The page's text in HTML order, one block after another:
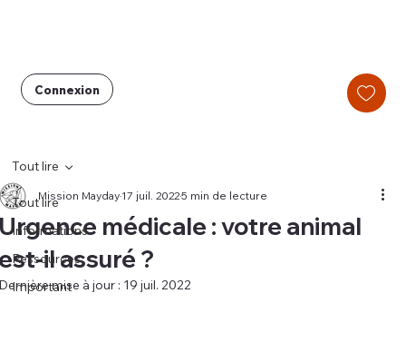
Connexion
Tout lire
Informations
Ressources
Important
Tout lire
médicale : votre animal
il assuré ?
Mission Mayday17 juil. 20225 min de lecture
mise à jour : 19 juil. 2022